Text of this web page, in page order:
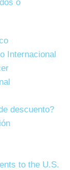
o
Internacional
descuento?
to the U.S.